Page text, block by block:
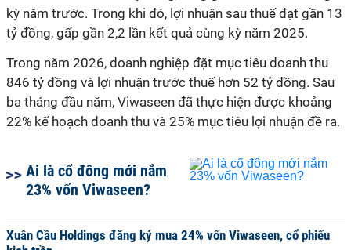
kỳ năm trước. Trong khi đó, lợi nhuận sau thuế đạt gần 13
tỷ đồng, gấp gần 2,2 lần kết quả cùng kỳ năm 2025.
Trong năm 2026, doanh nghiệp đặt mục tiêu doanh thu
846 tỷ đồng và lợi nhuận trước thuế hơn 52 tỷ đồng. Sau
ba tháng đầu năm, Viwaseen đã thực hiện được khoảng
22% kế hoạch doanh thu và 25% mục tiêu lợi nhuận đề ra.
Ai là cổ đông mới nắm
23% vốn Viwaseen?
Xuân Cầu Holdings đăng ký mua 24% vốn Viwaseen, cổ phiếu